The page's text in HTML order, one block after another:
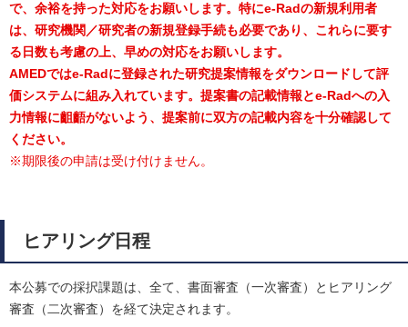
で、余裕を持った対応をお願いします。特にe-Radの新規利用者
は、研究機関／研究者の新規登録手続も必要であり、これらに要す
る日数も考慮の上、早めの対応をお願いします。
AMEDではe-Radに登録された研究提案情報をダウンロードして評
価システムに組み入れています。提案書の記載情報とe-Radへの入
力情報に齟齬がないよう、提案前に双方の記載内容を十分確認して
ください。
※期限後の申請は受け付けません。
ヒアリング日程
本公募での採択課題は、全て、書面審査（一次審査）とヒアリング
審査（二次審査）を経て決定されます。